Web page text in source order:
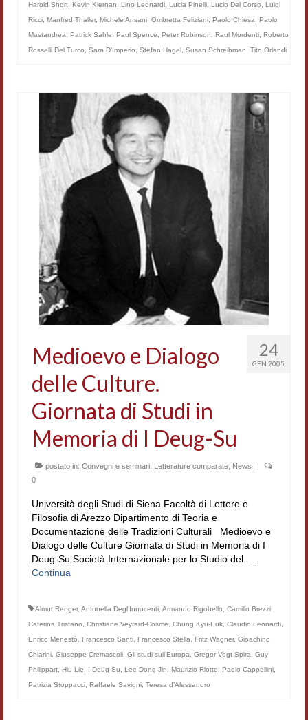
Harold Short Kevin Kiernan Lino Leonardi Lucia Pinelli Lucio Del Corso
Luigi
Ricci Manfred Thaller, Michele Ansani Ombretta Feliziani Paolo Chiesa
Paolo
Mastandrea
Patrick Sahle Paul Spence Peter Robinson Raul Mordenti Roberto
Rosselli Del Turco
Sara D'Imperio Stefan Hagel Susan Schreibman Tito Orlandi
24
GEN 2005
Medioevo e Dialogo
delle Culture.
Giornata di Studi in
Memoria di I Deug-Su
postato in: Convegni e seminari Letterature comparate News
|
0
Università degli Studi di Siena Facoltà di Lettere e
Filosofia di Arezzo Dipartimento di Teoria e
Documentazione delle Tradizioni Culturali Medioevo e
Dialogo delle Culture Giornata di Studi in Memoria di I
Deug-Su Società Internazionale per lo Studio del …
Continua
Almut Renger, Antonella Degl’Innocenti Armando Rigobello Camillo Brezzi
Caterina Tristano
Christiane Veyrard-Cosme Chung Kyu-Euk Claudio Leonardi
Enrico Menestò
Francesco Santi Francesco Stella Fritz Wagner, Gioachino
Chiarini Giuseppe Cremascoli Gli studi sull‘Europa Gregor Vogt-Spira
Guy
Philippart Hiu Lie I Deug-Su Lee Dong-Jin Maurizio Riotto Paolo Cappellini
Patrizia Stoppacci Raffaele Savigni Teresa d’Alessandro